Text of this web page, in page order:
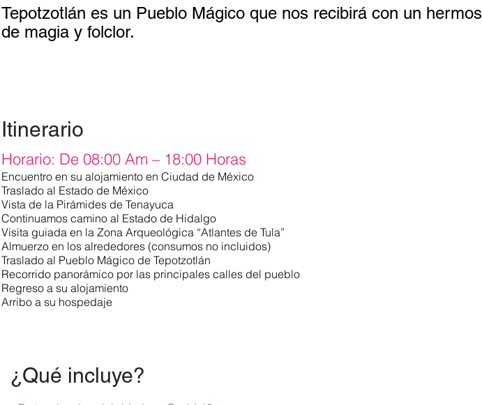
Tepotzotlán es un Pueblo Mágico que nos recibirá con un
de magia y folclor.
Itinerario
Horario: De 08:00 Am – 18:00 Horas
Encuentro en su alojamiento en Ciudad de México
Traslado al Estado de México
Vista de la Pirámides de Tenayuca
Continuamos camino al Estado de Hidalgo
Visita guiada en la Zona Arqueológica “Atlantes de Tula”
Almuerzo en los alrededores (consumos no incluidos)
Traslado al Pueblo Mágico de Tepotzotlán
Recorrido panorámico por las principales calles del pueblo
Regreso a su alojamiento
Arribo a su hospedaje
¿Qué incluye?